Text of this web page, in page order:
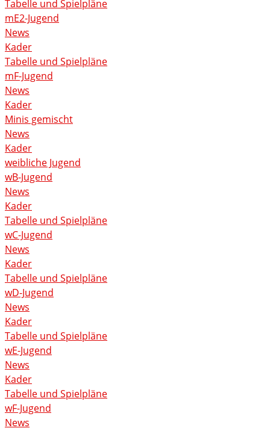
Tabelle und Spielpläne
mE2-Jugend
News
Kader
Tabelle und Spielpläne
mF-Jugend
News
Kader
Minis gemischt
News
Kader
weibliche Jugend
wB-Jugend
News
Kader
Tabelle und Spielpläne
wC-Jugend
News
Kader
Tabelle und Spielpläne
wD-Jugend
News
Kader
Tabelle und Spielpläne
wE-Jugend
News
Kader
Tabelle und Spielpläne
wF-Jugend
News